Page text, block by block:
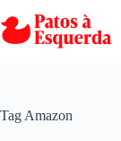
para
o
Tag Amazon